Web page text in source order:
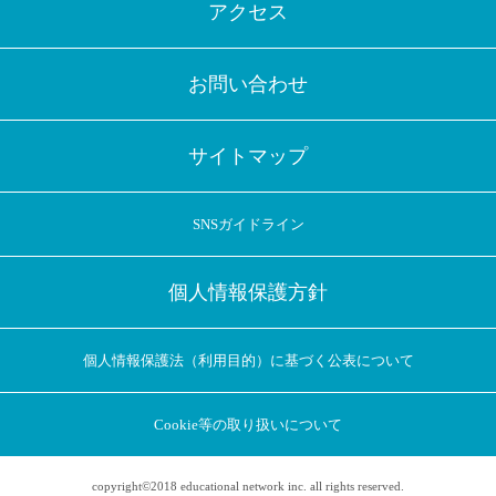
アクセス
お問い合わせ
サイトマップ
SNSガイドライン
個人情報保護方針
個人情報保護法（利用目的）に基づく公表について
Cookie等の取り扱いについて
copyright©2018 educational network inc. all rights reserved.